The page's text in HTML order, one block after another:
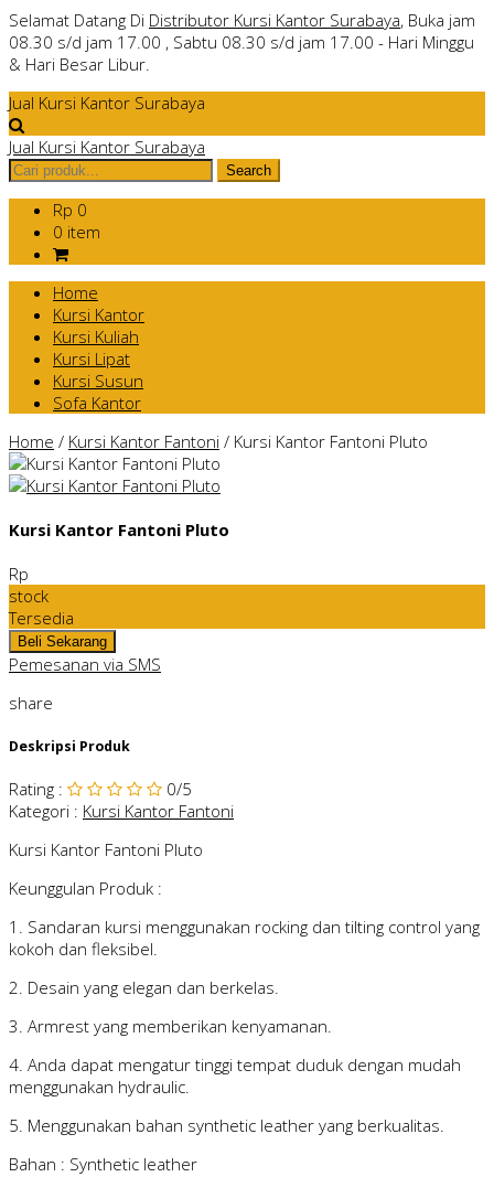
Selamat Datang Di Distributor Kursi Kantor Surabaya, Buka jam
08.30 s/d jam 17.00 , Sabtu 08.30 s/d jam 17.00 - Hari Minggu
& Hari Besar Libur.
Jual Kursi Kantor Surabaya
Jual Kursi Kantor Surabaya
Rp 0
0 item
Home
Kursi Kantor
Kursi Kuliah
Kursi Lipat
Kursi Susun
Sofa Kantor
Home / Kursi Kantor Fantoni / Kursi Kantor Fantoni Pluto
Kursi Kantor Fantoni Pluto
Rp
stock
Tersedia
Pemesanan via SMS
share
Deskripsi Produk
Rating : 0/5
Kategori : Kursi Kantor Fantoni
Kursi Kantor Fantoni Pluto
Keunggulan Produk :
1. Sandaran kursi menggunakan rocking dan tilting control yang
kokoh dan fleksibel.
2. Desain yang elegan dan berkelas.
3. Armrest yang memberikan kenyamanan.
4. Anda dapat mengatur tinggi tempat duduk dengan mudah
menggunakan hydraulic.
5. Menggunakan bahan synthetic leather yang berkualitas.
Bahan : Synthetic leather